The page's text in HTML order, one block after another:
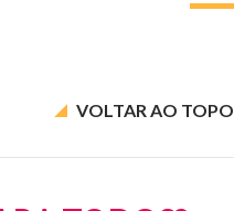
VOLTAR AO TOPO